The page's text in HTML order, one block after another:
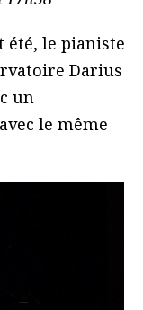
été, le pianiste
Darius
un
le même